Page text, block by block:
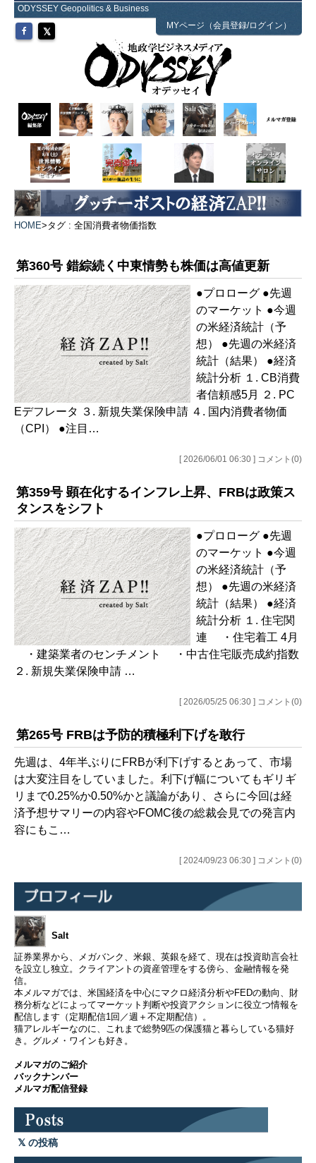
ODYSSEY Geopolitics & Business
MYページ（会員登録/ログイン）
HOME>タグ : 全国消費者物価指数
第360号 錯綜続く中東情勢も株価は高値更新
●プロローグ ●先週
のマーケット ●今週
の米経済統計（予
想） ●先週の米経済
統計（結果） ●経済
統計分析 １. CB消費
者信頼感5月 ２. PC
Eデフレータ ３. 新規失業保険申請 ４. 国内消費者物価
（CPI） ●注目…
[ 2026/06/01 06:30 ] コメント(0)
第359号 顕在化するインフレ上昇、FRBは政策ス
タンスをシフト
●プロローグ ●先週
のマーケット ●今週
の米経済統計（予
想） ●先週の米経済
統計（結果） ●経済
統計分析 １. 住宅関
連 ・住宅着工 4月
・建築業者のセンチメント ・中古住宅販売成約指数
２. 新規失業保険申請 …
[ 2026/05/25 06:30 ] コメント(0)
第265号 FRBは予防的積極利下げを敢行
先週は、4年半ぶりにFRBが利下げするとあって、市場
は大変注目をしていました。利下げ幅についてもギリギ
リまで0.25%か0.50%かと議論があり、さらに今回は経
済予想サマリーの内容やFOMC後の総裁会見での発言内
容にもこ…
[ 2024/09/23 06:30 ] コメント(0)
Salt
証券業界から、メガバンク、米銀、英銀を経て、現在は投資助言会社
を設立し独立。クライアントの資産管理をする傍ら、金融情報を発
信。
本メルマガでは、米国経済を中心にマクロ経済分析やFEDの動向、財
務分析などによってマーケット判断や投資アクションに役立つ情報を
配信します（定期配信1回／週＋不定期配信）。
猫アレルギーなのに、これまで総勢9匹の保護猫と暮らしている猫好
き。グルメ・ワインも好き。
メルマガのご紹介
バックナンバー
メルマガ配信登録
の投稿